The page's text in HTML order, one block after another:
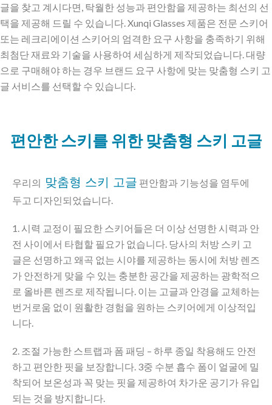
글을 찾고 계시다면, 탁월한 성능과 편안함을 제공하는 최선의 선
택을 제공해 드릴 수 있습니다. Xunqi Glasses 제품은 전문 스키어
또는 레크리에이션 스키어의 엄격한 요구 사항을 충족하기 위해
최첨단 재료와 기술을 사용하여 세심하게 제작되었습니다. 대량
으로 구매해야 하는 경우 브랜드 요구 사항에 맞는 맞춤형 스키 고
글 서비스를 선택할 수 있습니다.
편안한 스키를 위한 맞춤형 스키 고글
우리의 맞춤형 스키 고글 편안함과 기능성을 염두에
두고 디자인되었습니다.
1. 시력 교정이 필요한 스키어들은 더 이상 선명한 시력과 안
전 사이에서 타협할 필요가 없습니다. 당사의 처방 스키 고
글은 선명하고 왜곡 없는 시야를 제공하는 동시에 처방 렌즈
가 안전하게 맞을 수 있는 충분한 공간을 제공하는 광학적으
로 올바른 렌즈로 제작됩니다. 이는 고글과 안경을 교체하는
번거로움 없이 원활한 경험을 원하는 스키어에게 이상적입
니다.
2. 조절 가능한 스트랩과 폼 패딩 – 하루 종일 착용해도 안전
하고 편안한 핏을 보장합니다. 3중 수분 흡수 폼이 얼굴에 밀
착되어 보온성과 꼭 맞는 핏을 제공하여 차가운 공기가 유입
되는 것을 방지합니다.